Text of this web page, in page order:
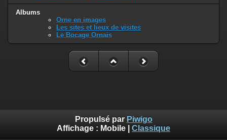
Albums
Orne en images
Les sites et lieux de visites
Le Bocage Ornais
Propulsé par Piwigo
Affichage : Mobile Classique